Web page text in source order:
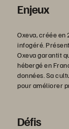
Enjeux
Oxeva, créée
infogéré.
Oxeva garantit
hébergé en
données. Sa
pour améliorer
Défis